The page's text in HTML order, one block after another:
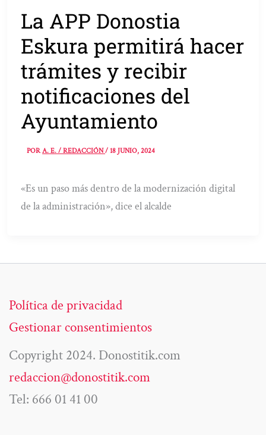
La APP Donostia
Eskura permitirá hacer
trámites y recibir
notificaciones del
Ayuntamiento
PORA. E. / REDACCIÓN/18 JUNIO, 2024
«Es un paso más dentro de la modernización digital
de la administración», dice el alcalde
Política de privacidad
Gestionar consentimientos
Copyright 2024. Donostitik.com
redaccion@donostitik.com
Tel: 666 01 41 00